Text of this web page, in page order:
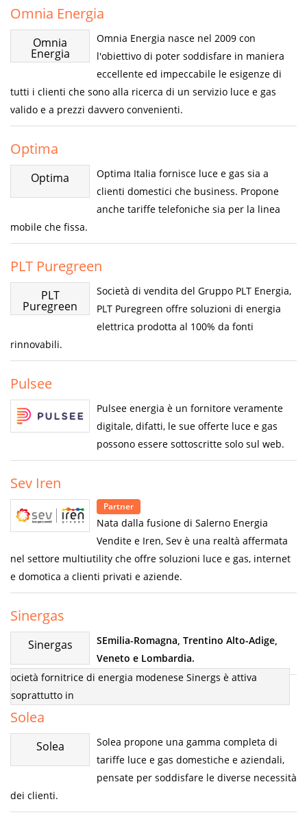
Omnia Energia
Omnia
Energia
Omnia Energia nasce nel 2009 con
l'obiettivo di poter soddisfare in maniera
eccellente ed impeccabile le esigenze di
tutti i clienti che sono alla ricerca di un servizio luce e gas
valido e a prezzi davvero convenienti.
Optima
Optima
Optima Italia fornisce luce e gas sia a
clienti domestici che business. Propone
anche tariffe telefoniche sia per la linea
mobile che fissa.
PLT Puregreen
PLT
Puregreen
Società di vendita del Gruppo PLT Energia,
PLT Puregreen offre soluzioni di energia
elettrica prodotta al 100% da fonti
rinnovabili.
Pulsee
Pulsee energia è un fornitore veramente
digitale, difatti, le sue offerte luce e gas
possono essere sottoscritte solo sul web.
Sev Iren
Partner
Nata dalla fusione di Salerno Energia
Vendite e Iren, Sev è una realtà affermata
nel settore multiutility che offre soluzioni luce e gas, internet
e domotica a clienti privati e aziende.
Sinergas
Sinergas S
ocietà fornitrice di energia modenese Sinergs è attiva
soprattutto in
Emilia-Romagna, Trentino Alto-Adige,
Veneto e Lombardia.
Solea
Solea
Solea propone una gamma completa di
tariffe luce e gas domestiche e aziendali,
pensate per soddisfare le diverse necessità
dei clienti.